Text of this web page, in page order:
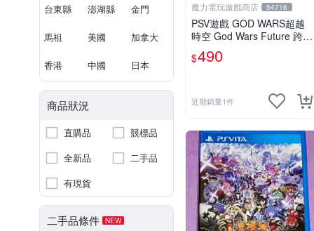
台東縣 澎湖縣 金門
馬祖 美國 加拿大
香港 中國 日本
商品狀況
直購品
競標品
全新品
二手品
有現貨
二手品條件 NEW
魔力電玩遊戲商店 54716
PSV遊戲 GOD WARS超越
時空 God Wars Future 跨越
時空 中文亞版【板橋魔力】
$490
近期銷量1件